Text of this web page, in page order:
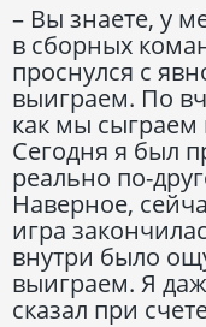
– Вы знаете, у
в сборных
проснулся с
выиграем. По
как мы
Сегодня я был
реально по-
Наверное,
игра
внутри было
выиграем. Я
сказал при